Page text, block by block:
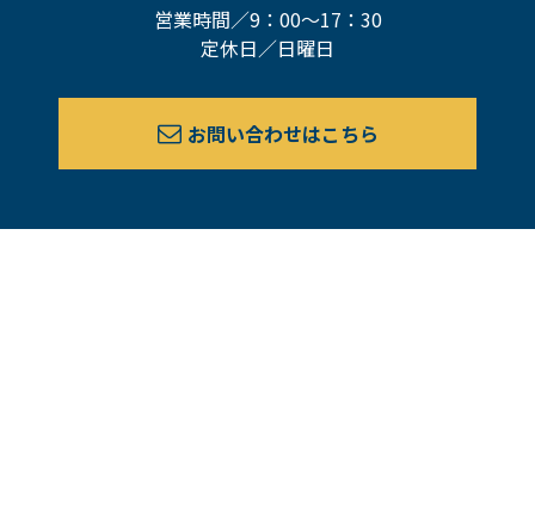
営業時間／9：00～17：30
定休日／日曜日
お問い合わせはこちら